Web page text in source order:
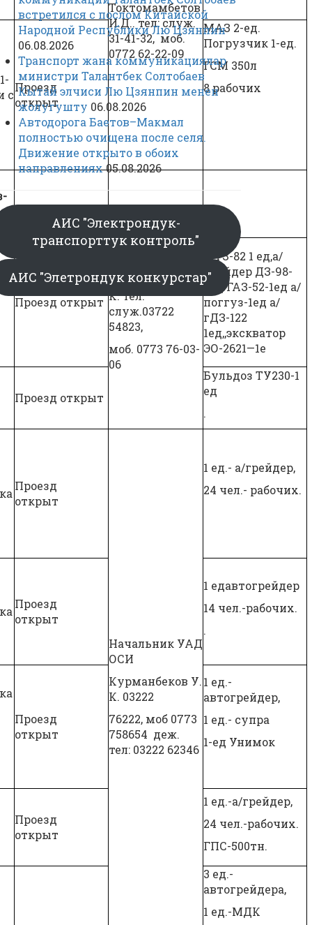
Токтомамбетов
И.Д.. тел: служ.
31-41-32, моб.
0772 62-22-09
с
Проезд
открыт
МАЗ 2-ед.
Погрузчик 1-ед.
ГСМ 350л
8 рабочих
Начальник
Абдыкалыков
К. тел:
служ.03722
54823,
моб. 0773 76-03-
06
Проезд открыт
МТЗ-82 1 ед,а/
трейдер ДЗ-98-
2ед ГАЗ-52-1ед а/
поггуз-1ед а/
гДЗ-122
1ед,,экскватор
ЭО-2621—1е
Проезд открыт
Бульдоз ТУ230-1
ед
.
Проезд
открыт
Начальник УАД
ОСИ
Курманбеков У.
К. 03222
76222, моб 0773
758654 деж.
тел: 03222 62346
1 ед.- а/грейдер,
24 чел.- рабочих.
Проезд
открыт
1 едавтогрейдер
14 чел.-рабочих.
.
Проезд
открыт
1 ед.-
автогрейдер,
1 ед.- супра
1-ед Унимок
Проезд
открыт
1 ед.-а/грейдер,
24 чел.-рабочих.
ГПС-500тн.
3 ед.-
автогрейдера,
1 ед.-МДК
встретился с послом Китайской
Народной Республики Лю Цзянпин
06.08.2026
Транспорт жана коммуникациялар
министри Талантбек Солтобаев
Кытай элчиси Лю Цзянпин менен
жолугушту 06.08.2026
Автодорога Баетов–Макмал
полностью очищена после селя.
Движение открыто в обоих
направлениях05.08.2026
АИС "Электрондук-
транспорттук контроль"
АИС "Элетрондук конкурстар"